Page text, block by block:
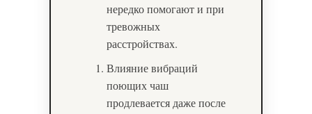
нередко помогают и при
тревожных
расстройствах.
Влияние вибраций
поющих чаш
продлевается даже после